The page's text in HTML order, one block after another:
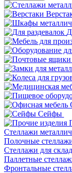
Сейфы
Стеллажи
Полочные
Стеллажи для
Паллетные
Фронтальные